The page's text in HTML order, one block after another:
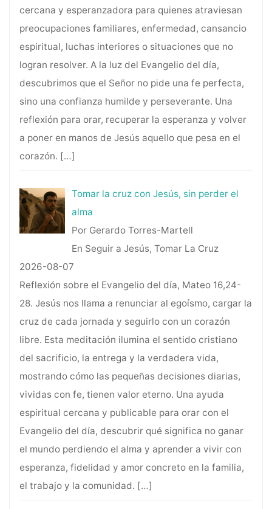
cercana y esperanzadora para quienes atraviesan
preocupaciones familiares, enfermedad, cansancio
espiritual, luchas interiores o situaciones que no
logran resolver. A la luz del Evangelio del día,
descubrimos que el Señor no pide una fe perfecta,
sino una confianza humilde y perseverante. Una
reflexión para orar, recuperar la esperanza y volver
a poner en manos de Jesús aquello que pesa en el
corazón. […]
Tomar la cruz con Jesús, sin perder el
alma
Por Gerardo Torres-Martell
En Seguir a Jesús, Tomar La Cruz
2026-08-07
Reflexión sobre el Evangelio del día, Mateo 16,24-
28. Jesús nos llama a renunciar al egoísmo, cargar la
cruz de cada jornada y seguirlo con un corazón
libre. Esta meditación ilumina el sentido cristiano
del sacrificio, la entrega y la verdadera vida,
mostrando cómo las pequeñas decisiones diarias,
vividas con fe, tienen valor eterno. Una ayuda
espiritual cercana y publicable para orar con el
Evangelio del día, descubrir qué significa no ganar
el mundo perdiendo el alma y aprender a vivir con
esperanza, fidelidad y amor concreto en la familia,
el trabajo y la comunidad. […]